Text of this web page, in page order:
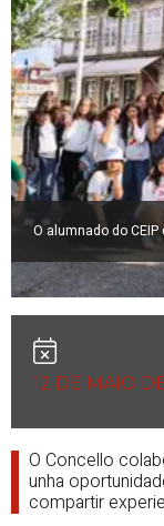
O alumnado do
12 DE MAIO
O Concello
unha
compartir